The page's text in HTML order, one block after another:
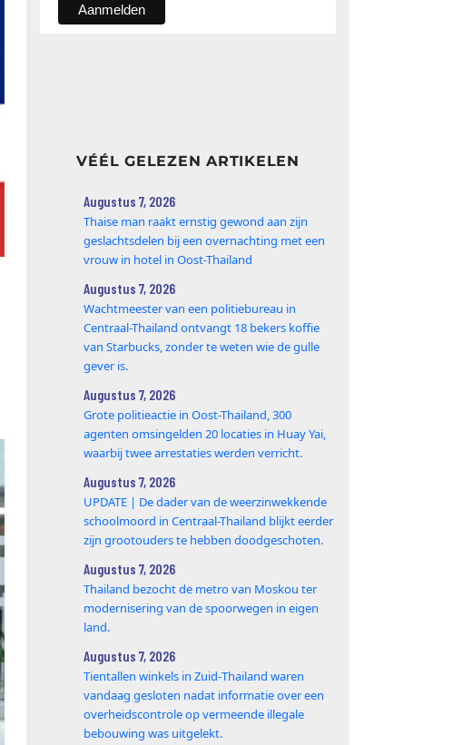
VÉÉL GELEZEN ARTIKELEN
Augustus 7, 2026
Thaise man raakt ernstig gewond aan zijn
geslachtsdelen bij een overnachting met een
vrouw in hotel in Oost-Thailand
Augustus 7, 2026
Wachtmeester van een politiebureau in
Centraal-Thailand ontvangt 18 bekers koffie
van Starbucks, zonder te weten wie de gulle
gever is.
Augustus 7, 2026
Grote politieactie in Oost-Thailand, 300
agenten omsingelden 20 locaties in Huay Yai,
waarbij twee arrestaties werden verricht.
Augustus 7, 2026
UPDATE | De dader van de weerzinwekkende
schoolmoord in Centraal-Thailand blijkt eerder
zijn grootouders te hebben doodgeschoten.
Augustus 7, 2026
Thailand bezocht de metro van Moskou ter
modernisering van de spoorwegen in eigen
land.
Augustus 7, 2026
Tientallen winkels in Zuid‑Thailand waren
vandaag gesloten nadat informatie over een
overheidscontrole op vermeende illegale
bebouwing was uitgelekt.